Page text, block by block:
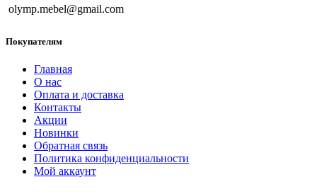
olymp.mebel@gmail.com
Покупателям
Главная
О нас
Оплата и доставка
Контакты
Акции
Новинки
Обратная связь
Политика конфиденциальности
Мой аккаунт